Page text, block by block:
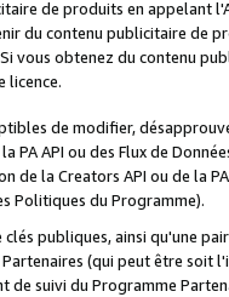
de produits en appelant
du contenu publicitaire de
vous obtenez du contenu
licence.
de modifier,
PA API ou des Flux de
de la Creators API ou de la
Politiques du Programme).
publiques, ainsi qu'une
(qui peut être soit
de suivi du Programme